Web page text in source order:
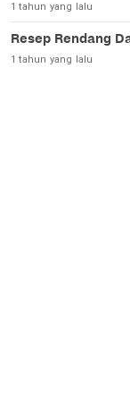
1 tahun yang lalu
Resep Rendang
1 tahun yang lalu